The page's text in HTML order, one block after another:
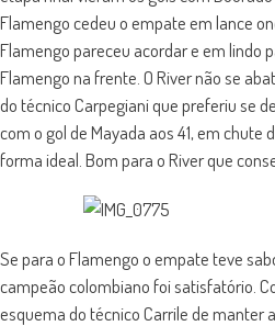
Flamengo cedeu o empate em lance
Flamengo pareceu acordar e em lindo
Flamengo na frente. O River não se
do técnico Carpegiani que preferiu se
com o gol de Mayada aos 41, em
forma ideal. Bom para o River que
Se para o Flamengo o empate teve
campeão colombiano foi satisfatório.
esquema do técnico Carrile de manter